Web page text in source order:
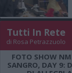
Tutti In Rete
di Rosa Petrazzuolo
FOTO SHOW
SANGRO, DAY 9: